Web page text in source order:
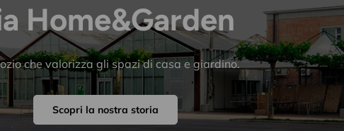
Home&Garden
che valorizza gli spazi di casa e giardino.
Scopri la nostra storia